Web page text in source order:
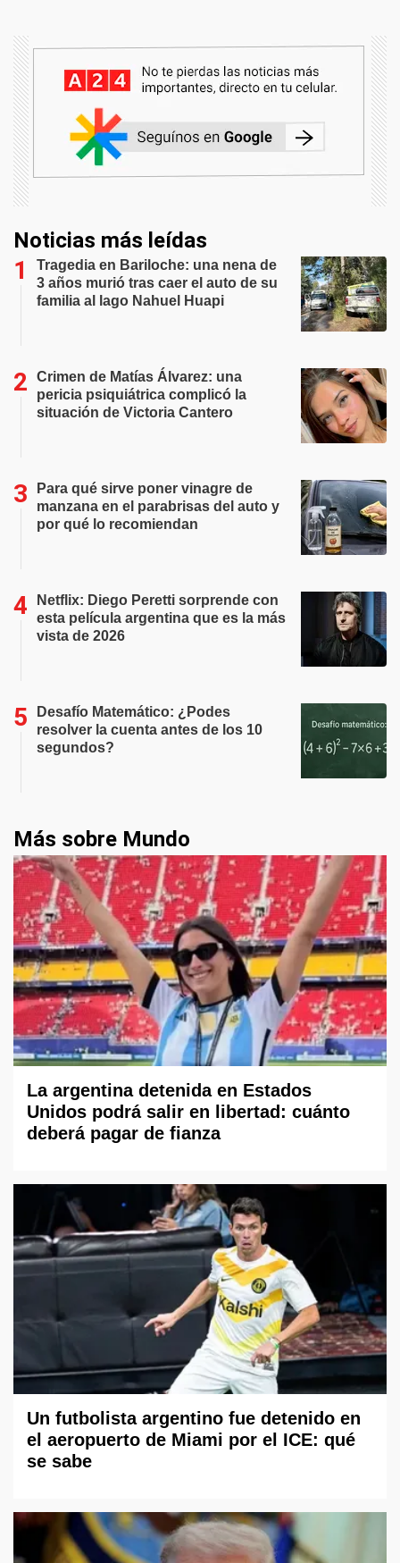
Noticias más leídas
Tragedia en Bariloche: una nena de
3 años murió tras caer el auto de su
familia al lago Nahuel Huapi
Crimen de Matías Álvarez: una
pericia psiquiátrica complicó la
situación de Victoria Cantero
Para qué sirve poner vinagre de
manzana en el parabrisas del auto y
por qué lo recomiendan
Netflix: Diego Peretti sorprende con
esta película argentina que es la más
vista de 2026
Desafío Matemático: ¿Podes
resolver la cuenta antes de los 10
segundos?
Más sobre Mundo
La argentina detenida en Estados
Unidos podrá salir en libertad: cuánto
deberá pagar de fianza
Un futbolista argentino fue detenido en
el aeropuerto de Miami por el ICE: qué
se sabe